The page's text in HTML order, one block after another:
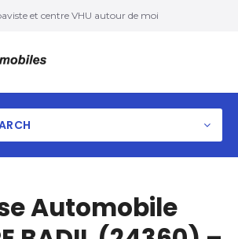
et centre VHU autour de moi
Automobile